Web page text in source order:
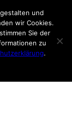
und
wir Cookies.
Sie der
zu
.